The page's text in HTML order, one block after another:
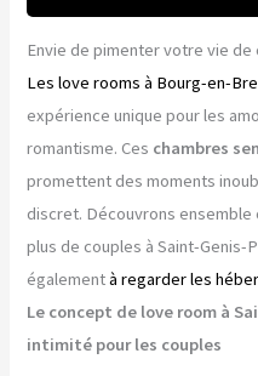
Envie de pimenter votre vie de
Les love rooms à Bourg-en-
expérience unique pour les
romantisme. Ces chambres
promettent des moments
discret. Découvrons
plus de couples à Saint-Genis-
égalementà regarder les
Le concept de love room à
intimité pour les couples